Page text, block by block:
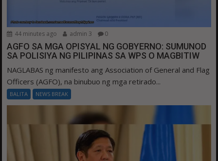
44 minutes ago admin 3 0
AGFO SA MGA OPISYAL NG GOBYERNO: SUMUNOD
SA POLISIYA NG PILIPINAS SA WPS O MAGBITIW
NAGLABAS ng manifesto ang Association of General and Flag
Officers (AGFO), na binubuo ng mga retirado...
BALITA NEWS BREAK